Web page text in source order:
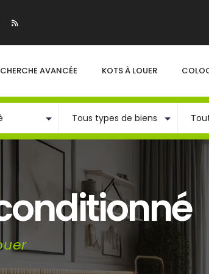
AVANCÉE KOTS À LOUER